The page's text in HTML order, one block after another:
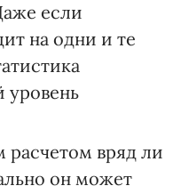
если
на одни и те
уровень
расчетом вряд ли
он может